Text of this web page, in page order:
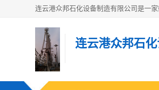
连云港众邦石